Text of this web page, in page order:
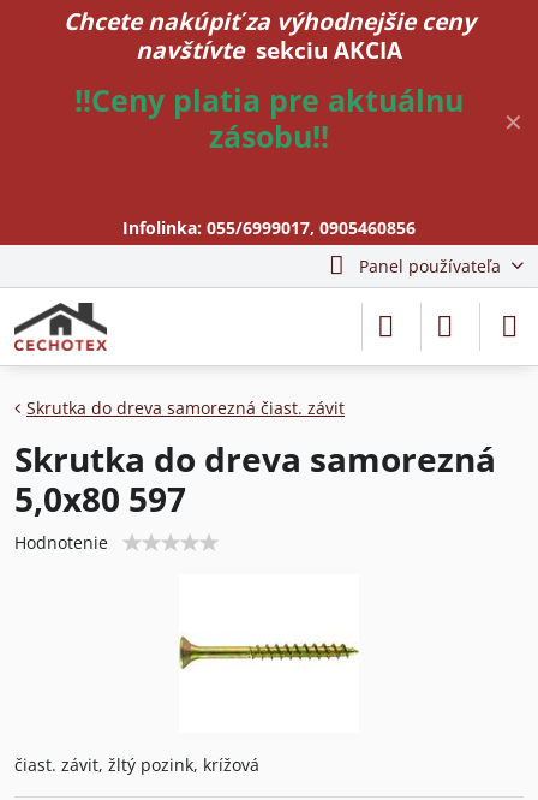
✕
Chcete nakúpiť za výhodnejšie ceny
navštívte sekciu AKCIA
!!Ceny platia pre aktuálnu
zásobu!!
Infolinka: 055/6999017, 0905460856
Panel používateľa
Skrutka do dreva samorezná čiast. závit
Skrutka do dreva samorezná
5,0x80 597
Hodnotenie
čiast. závit, žltý pozink, krížová